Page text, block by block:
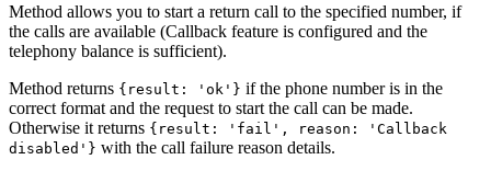
Method allows you to start a return call to the specified number, if
the calls are available (Callback feature is configured and the
telephony balance is sufficient).
Method returns {result: 'ok'} if the phone number is in the
correct format and the request to start the call can be made.
Otherwise it returns {result: 'fail', reason: 'Callback
disabled'} with the call failure reason details.